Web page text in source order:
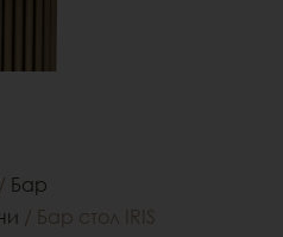
/ Бар
/ Бар стол IRIS